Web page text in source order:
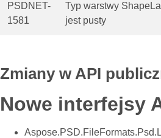
PSDNET-
1581
Typ warstwy
jest pusty
Zmiany w API
Nowe interfejsy